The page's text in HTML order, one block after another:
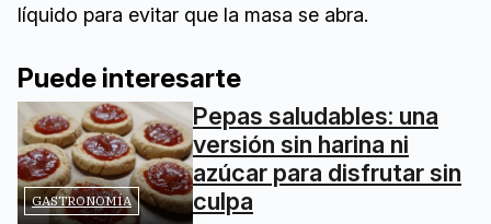
líquido para evitar que la masa se abra.
Puede interesarte
GASTRONOMÍA
Pepas saludables: una
versión sin harina ni
azúcar para disfrutar sin
culpa